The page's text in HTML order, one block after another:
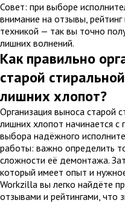
Совет: при выборе
внимание на отзывы,
техникой — так вы точно
лишних волнений.
Как правильно
старой
лишних хлопот?
Организация выноса старой
лишних хлопот начинается с
выбора надёжного
работы: важно определить
сложности её демонтажа.
который имеет опыт и
Workzilla вы легко найдёте
отзывами и рейтингами, что